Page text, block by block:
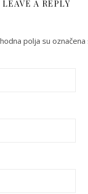
LEAVE A REPLY
polja su označena